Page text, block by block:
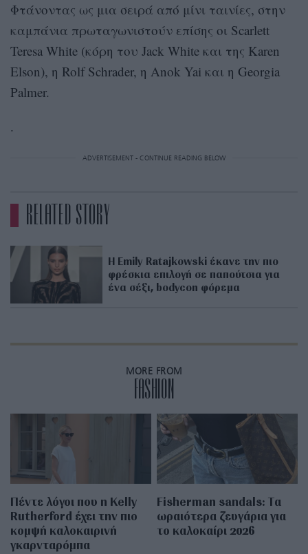
Φτάνοντας ως μια σειρά από μίνι ταινίες, στην
καμπάνια πρωταγωνιστούν επίσης οι Scarlett
Teresa White (κόρη του Jack White και της Karen
Elson), η Rolf Schrader, η Anok Yai και η Georgia
Palmer.
.
ADVERTISEMENT - CONTINUE READING BELOW
RELATED STORY
H Emily Ratajkowski έκανε την πιο
φρέσκια επιλογή σε παπούτσια για
ένα σέξι, bodycon φόρεμα
MORE FROM
FASHION
Πέντε λόγοι που η Kelly
Rutherford έχει την πιο
κομψή καλοκαιρινή
γκαρνταρόμπα
Fisherman sandals: Tα
ωραιότερα ζευγάρια για
το καλοκαίρι 2026